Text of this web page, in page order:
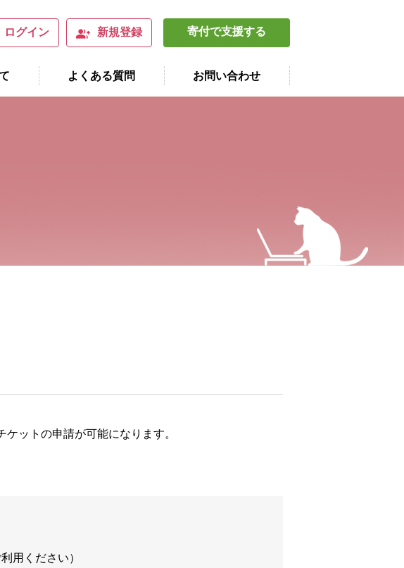
ログイン 新規登録 寄付で支援する
よくある質問 お問い合わせ
ットの申請が可能になります。
用ください）